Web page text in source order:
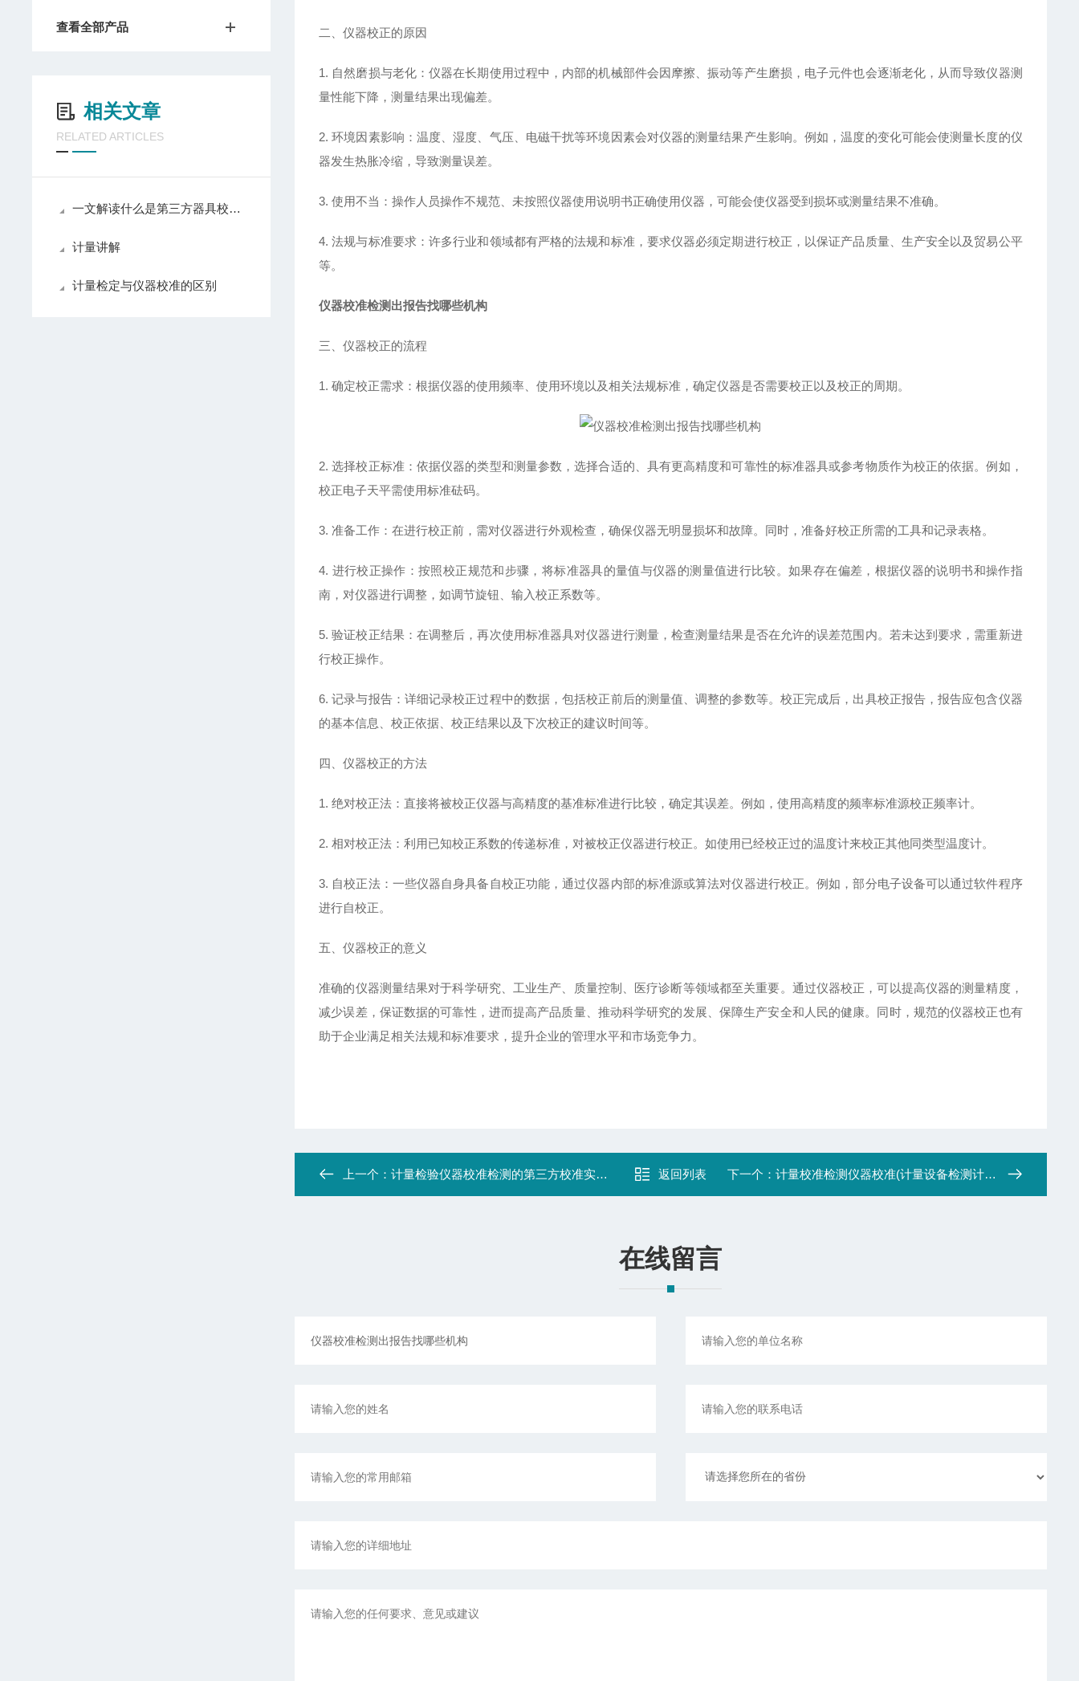
二、仪器校正的原因
1. 自然磨损与老化：仪器在长期使用过程中，内部的机械部件会因摩擦、振动等产生磨损，电子元件也会逐渐老化，从而导致仪器测
量性能下降，测量结果出现偏差。
2. 环境因素影响：温度、湿度、气压、电磁干扰等环境因素会对仪器的测量结果产生影响。例如，温度的变化可能会使测量长度的仪
器发生热胀冷缩，导致测量误差。
3. 使用不当：操作人员操作不规范、未按照仪器使用说明书正确使用仪器，可能会使仪器受到损坏或测量结果不准确。
4. 法规与标准要求：许多行业和领域都有严格的法规和标准，要求仪器必须定期进行校正，以保证产品质量、生产安全以及贸易公平
等。
仪器校准检测出报告找哪些机构
三、仪器校正的流程
1. 确定校正需求：根据仪器的使用频率、使用环境以及相关法规标准，确定仪器是否需要校正以及校正的周期。
2. 选择校正标准：依据仪器的类型和测量参数，选择合适的、具有更高精度和可靠性的标准器具或参考物质作为校正的依据。例如，
校正电子天平需使用标准砝码。
3. 准备工作：在进行校正前，需对仪器进行外观检查，确保仪器无明显损坏和故障。同时，准备好校正所需的工具和记录表格。
4. 进行校正操作：按照校正规范和步骤，将标准器具的量值与仪器的测量值进行比较。如果存在偏差，根据仪器的说明书和操作指
南，对仪器进行调整，如调节旋钮、输入校正系数等。
5. 验证校正结果：在调整后，再次使用标准器具对仪器进行测量，检查测量结果是否在允许的误差范围内。若未达到要求，需重新进
行校正操作。
6. 记录与报告：详细记录校正过程中的数据，包括校正前后的测量值、调整的参数等。校正完成后，出具校正报告，报告应包含仪器
的基本信息、校正依据、校正结果以及下次校正的建议时间等。
四、仪器校正的方法
1. 绝对校正法：直接将被校正仪器与高精度的基准标准进行比较，确定其误差。例如，使用高精度的频率标准源校正频率计。
2. 相对校正法：利用已知校正系数的传递标准，对被校正仪器进行校正。如使用已经校正过的温度计来校正其他同类型温度计。
3. 自校正法：一些仪器自身具备自校正功能，通过仪器内部的标准源或算法对仪器进行校正。例如，部分电子设备可以通过软件程序
进行自校正。
五、仪器校正的意义
准确的仪器测量结果对于科学研究、工业生产、质量控制、医疗诊断等领域都至关重要。通过仪器校正，可以提高仪器的测量精度，
减少误差，保证数据的可靠性，进而提高产品质量、推动科学研究的发展、保障生产安全和人民的健康。同时，规范的仪器校正也有
助于企业满足相关法规和标准要求，提升企业的管理水平和市场竞争力。
上一个：计量检验仪器校准检测的第三方校准实验室 返回列表 下一个： 计量校准检测仪器校准(计量设备检测计量机构)
在线留言
查看全部产品
相关文章
RELATED ARTICLES
一文解读什么是第三方器具校准计量认证
计量讲解
计量检定与仪器校准的区别